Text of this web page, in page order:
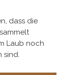
dass die
Laub noch
sind.